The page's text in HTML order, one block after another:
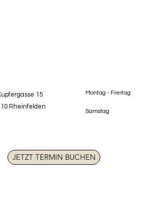
15
Rheinfelden
Montag - Freitag
Samstag
JETZT TERMIN BUCHEN